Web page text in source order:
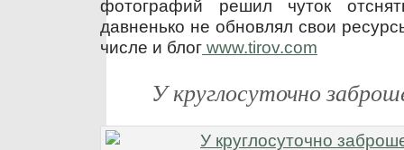
фотографий решил чуток
давненько не обновлял свои
числе и блог www.tirov.com
У круглосуточно